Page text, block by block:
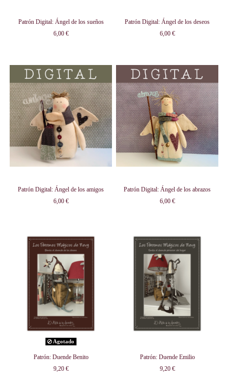
Patrón Digital: Ángel de los sueños
6,00 €
Patrón Digital: Ángel de los deseos
6,00 €
Patrón Digital: Ángel de los amigos
6,00 €
Patrón Digital: Ángel de los abrazos
6,00 €
Agotado
Patrón: Duende Benito
9,20 €
Patrón: Duende Emilio
9,20 €